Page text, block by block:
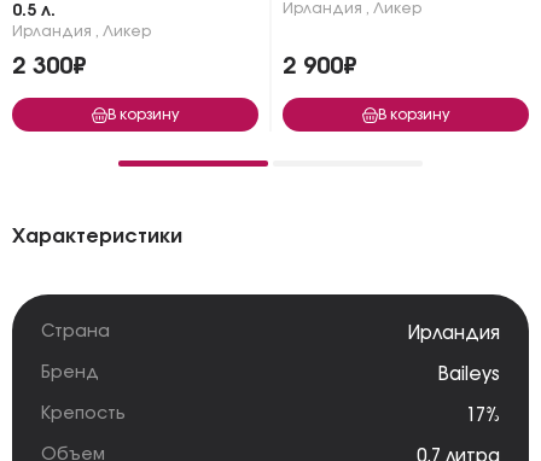
0.5 л.
Ирландия Ликер
2 300₽
В корзину
Ирландия Ликер
2 900₽
В корзину
Характеристики
Страна Ирландия
Бренд Baileys
Крепость 17%
Объем 0.7 литра